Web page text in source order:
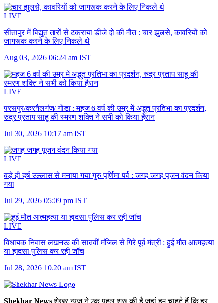
LIVE
सीतापुर में विद्युत तारों से टकराया डीजे दो की मौत : चार झुलसे, कावरियों को
जागरूक करने के लिए निकले थे
Aug 03, 2026 06:24 am IST
LIVE
परसपुर/करनैलगंज/ गोंडा : महज 6 वर्ष की उम्र में अद्भुत प्रतिभा का प्रदर्शन,
रुद्र प्रताप साहू की स्मरण शक्ति ने सभी को किया हैरान
Jul 30, 2026 10:17 am IST
LIVE
बड़े ही हर्ष उल्लास से मनाया गया गुरु पूर्णिमा पर्व : जगह जगह पूजन वंदन किया
गया
Jul 29, 2026 05:09 pm IST
LIVE
विधायक निवास लखनऊ की सातवीं मंजिल से गिरे पूर्व मंत्री : हुई मौत आत्महत्या
या हादसा पुलिस कर रही जॉच
Jul 28, 2026 10:20 am IST
Shekhar Newsशेखर न्‍यूज ने एक पहल शुरू की है जहां हम चाहते हैं कि हर